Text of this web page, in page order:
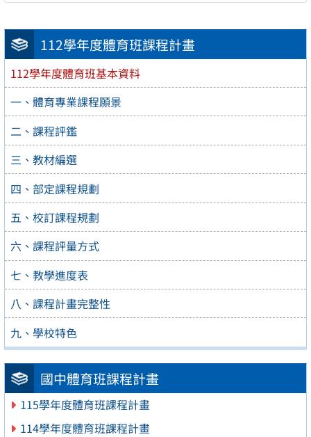
112學年度體育班課程計畫
112學年度體育班基本資料
一、體育專業課程願景
二、課程評鑑
三、教材編選
四、部定課程規劃
五、校訂課程規劃
六、課程評量方式
七、教學進度表
八、課程計畫完整性
九、學校特色
國中體育班課程計畫
115學年度體育班課程計畫
114學年度體育班課程計畫